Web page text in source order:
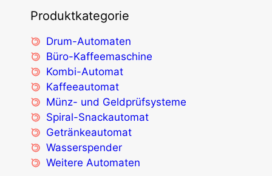
Produktkategorie
Drum-Automaten
Büro-Kaffeemaschine
Kombi-Automat
Kaffeeautomat
Münz- und Geldprüfsysteme
Spiral-Snackautomat
Getränkeautomat
Wasserspender
Weitere Automaten